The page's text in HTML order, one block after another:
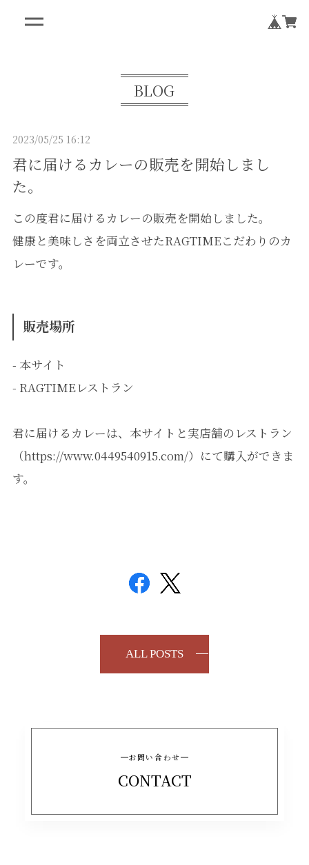
BLOG
君に届けるカレーの販売を開始しまし
た。
2023/05/25 16:12
この度君に届けるカレーの販売を開始しました。
健康と美味しさを両立させたRAGTIMEこだわりのカ
レーです。
販売場所
- 本サイト
- RAGTIMEレストラン
君に届けるカレーは、本サイトと実店舗のレストラン
（https://www.0449540915.com/）にて購入ができま
す。
ALL POSTS
お問い合わせ
CONTACT